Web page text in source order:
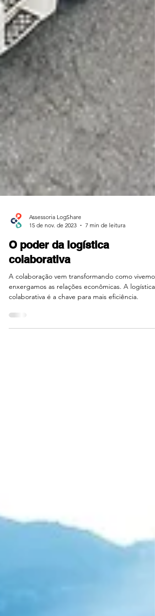
Assessoria LogShare
15 de nov. de 2023
O poder da logística
colaborativa
A colaboração vem transformando como
colaborativa é a chave para mais eficiência.